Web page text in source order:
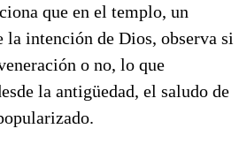
que en el templo, un
la intención de Dios, observa si
o no, lo que
la antigüedad, el saludo de